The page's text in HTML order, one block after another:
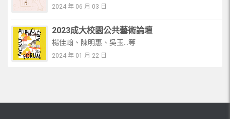
2024 年 06 月 03 日
2023成大校園公共藝術論壇
楊佳翰、陳明惠、吳玉...等
2024 年 01 月 22 日